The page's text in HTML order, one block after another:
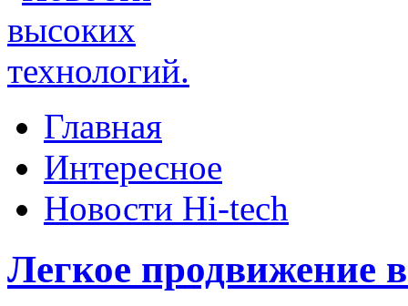
Главная
Интересное
Новости Hi-tech
Легкое продвижение